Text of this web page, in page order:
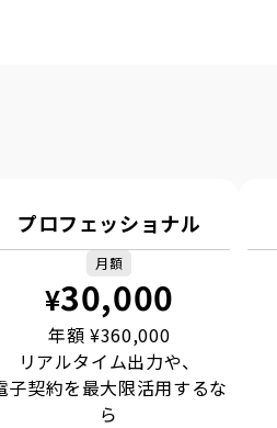
プロフェッショナル
月額
¥30,000
年額 ¥360,000
リアルタイム出力や、
子契約を最大限活用するな
ら